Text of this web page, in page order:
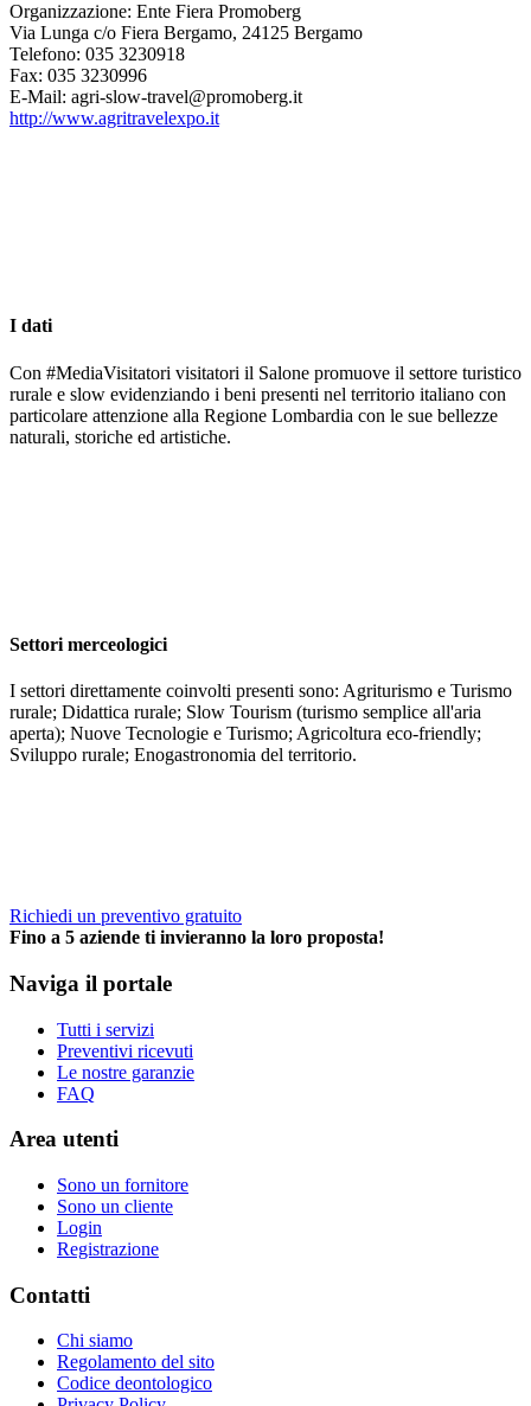
Organizzazione: Ente Fiera Promoberg
Via Lunga c/o Fiera Bergamo, 24125 Bergamo
Telefono: 035 3230918
Fax: 035 3230996
E-Mail: agri-slow-travel@promoberg.it
http://www.agritravelexpo.it
I dati
Con #MediaVisitatori visitatori il Salone promuove il settore turistico
rurale e slow evidenziando i beni presenti nel territorio italiano con
particolare attenzione alla Regione Lombardia con le sue bellezze
naturali, storiche ed artistiche.
Settori merceologici
I settori direttamente coinvolti presenti sono: Agriturismo e Turismo
rurale; Didattica rurale; Slow Tourism (turismo semplice all'aria
aperta); Nuove Tecnologie e Turismo; Agricoltura eco-friendly;
Sviluppo rurale; Enogastronomia del territorio.
Richiedi un preventivo gratuito
Fino a 5 aziende ti invieranno la loro proposta!
Naviga il portale
Tutti i servizi
Preventivi ricevuti
Le nostre garanzie
FAQ
Area utenti
Sono un fornitore
Sono un cliente
Login
Registrazione
Contatti
Chi siamo
Regolamento del sito
Codice deontologico